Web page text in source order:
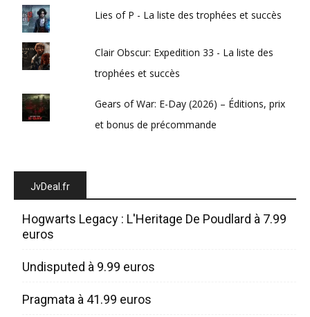
Lies of P - La liste des trophées et succès
Clair Obscur: Expedition 33 - La liste des
trophées et succès
Gears of War: E-Day (2026) – Éditions, prix
et bonus de précommande
JvDeal.fr
Hogwarts Legacy : L'Heritage De Poudlard à 7.99
euros
Undisputed à 9.99 euros
Pragmata à 41.99 euros